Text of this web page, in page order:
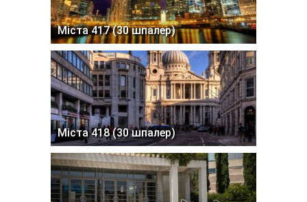
Міста 417 (30 шпалер)
Міста 418 (30 шпалер)